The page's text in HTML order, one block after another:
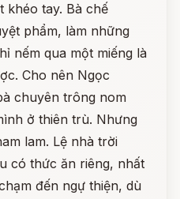
khéo tay. Bà chế
phẩm, làm những
nếm qua một miếng là
Cho nên Ngọc
chuyên trông nom
ở thiên trù. Nhưng
lam. Lệ nhà trời
có thức ăn riêng, nhất
đến ngự thiện, dù